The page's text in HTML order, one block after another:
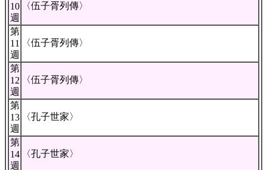
10
週
〈伍子胥列傳〉
第
11
週
〈伍子胥列傳〉
第
12
週
〈伍子胥列傳〉
第
13
週
〈孔子世家〉
第
14
週
〈孔子世家〉